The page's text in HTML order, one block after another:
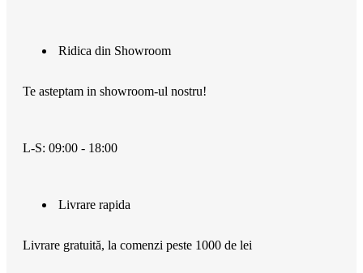
Ridica din Showroom
Te asteptam in showroom-ul nostru!
L-S: 09:00 - 18:00
Livrare rapida
Livrare gratuită, la comenzi peste 1000 de lei